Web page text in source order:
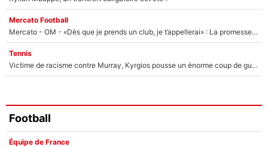
Mercato Football
Mercato - OM - «Dès que je prends un club, je t’appellerai» : La promesse de Marcelino au moment de claquer la porte
Tennis
Victime de racisme contre Murray, Kyrgios pousse un énorme coup de gueule !
Football
Équipe de France